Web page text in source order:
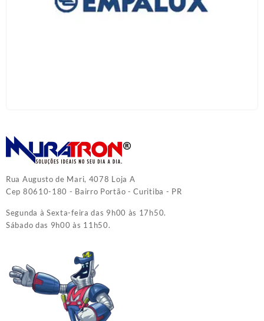
Rua Augusto de Mari, 4078 Loja A
Cep 80610-180 - Bairro Portão - Curitiba - PR
Segunda à Sexta-feira das 9h00 às 17h50.
Sábado das 9h00 às 11h50.